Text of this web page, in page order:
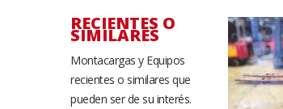
RECIENTES O
SIMILARES
Montacargas y Equipos
recientes o similares que
pueden ser de su interés.